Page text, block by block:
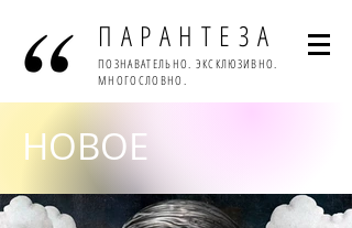
ПАРАНТЕЗА
ПОЗНАВАТЕЛЬНО. ЭКСКЛЮЗИВНО.
МНОГОСЛОВНО.
НОВОЕ